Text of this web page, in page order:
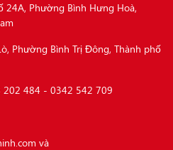
Phường Bình Hưng Hoà,
Phường Bình Trị Đông, Thành phố
484 - 0342 542 709
và